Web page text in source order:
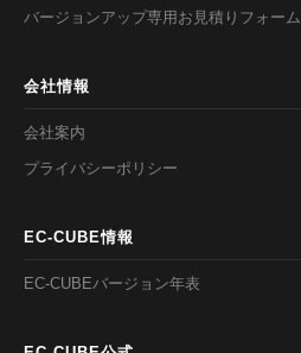
バージョンアップ専用お見積りフォーム
会社情報
会社案内
プライバシーポリシー
EC-CUBE情報
EC-CUBEバージョン年表